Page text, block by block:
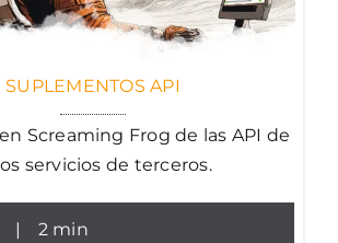
SUPLEMENTOS API
Screaming Frog de las API de
servicios de terceros.
| 2 min